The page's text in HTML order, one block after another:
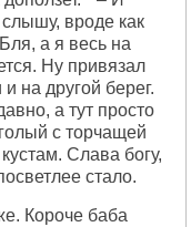
вроде как
а я весь на
Ну привязал
на другой берег.
а тут просто
с торчащей
Слава богу,
стало.
Короче баба